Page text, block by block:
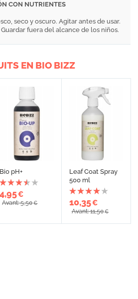
CON NUTRIENTES
seco y oscuro. Agitar antes de usar.
fuera del alcance de los niños.
EN BIO BIZZ
Bio pH+
4,95€
Avant: 5,50€
Leaf Coat Spray
500 ml
10,35€
Avant: 11,50€